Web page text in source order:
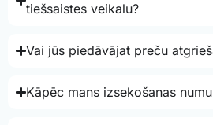
tiešsaistes veikalu?
Vai jūs piedāvājat preču
Kāpēc mans izsekošanas